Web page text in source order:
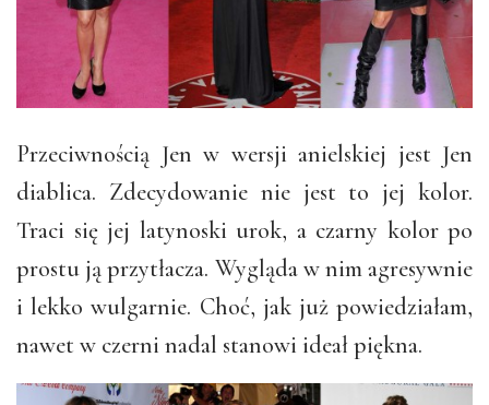
Przeciwnością Jen w wersji anielskiej jest Jen
diablica. Zdecydowanie nie jest to jej kolor.
Traci się jej latynoski urok, a czarny kolor po
prostu ją przytłacza. Wygląda w nim agresywnie
i lekko wulgarnie. Choć, jak już powiedziałam,
nawet w czerni nadal stanowi ideał piękna.